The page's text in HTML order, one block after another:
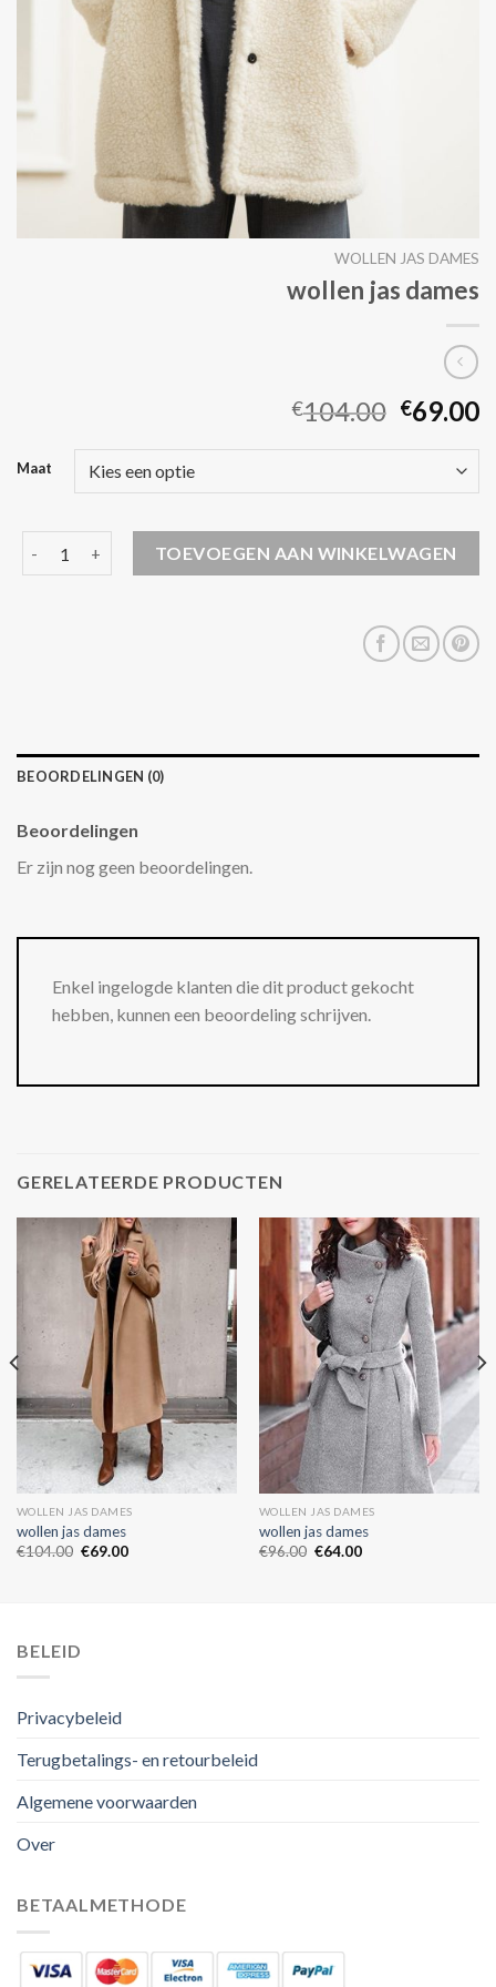
WOLLEN JAS DAMES
wollen jas dames
€104.00 €69.00
Maat
TOEVOEGEN AAN WINKELWAGEN
BEOORDELINGEN (0)
Beoordelingen
Er zijn nog geen beoordelingen.
Enkel ingelogde klanten die dit product gekocht
hebben, kunnen een beoordeling schrijven.
GERELATEERDE PRODUCTEN
WOLLEN JAS DAMES
wollen jas dames
€104.00 €69.00
WOLLEN JAS DAMES
wollen jas dames
€96.00 €64.00
BELEID
Privacybeleid
Terugbetalings- en retourbeleid
Algemene voorwaarden
Over
BETAALMETHODE